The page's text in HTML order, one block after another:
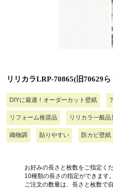
リリカラLRP-70865(旧70629
DIYに最適！オーダーカット壁紙
リフォーム推奨品 リリカラ一般品
織物調 貼りやすい 防カビ壁紙
お好みの長さと枚数をご指定くだ
10種類の長さの指定ができます。
ご注文の数量は、長さと枚数で